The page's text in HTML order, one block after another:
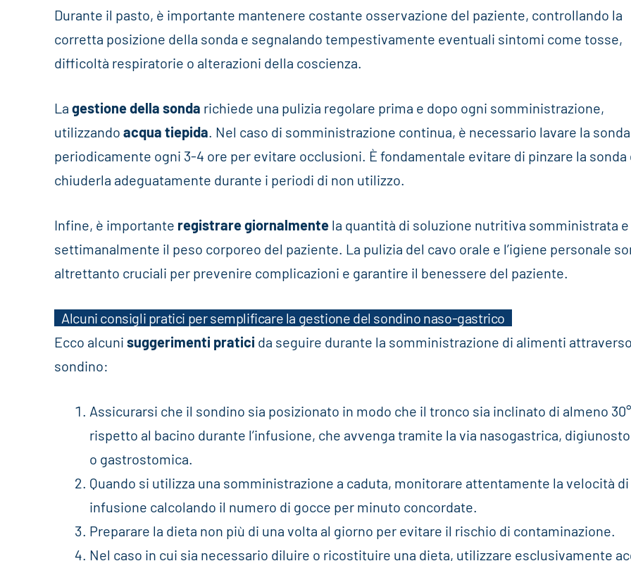
Durante il pasto, è importante mantenere costante osservazione del paziente, controllando la
corretta posizione della sonda e segnalando tempestivamente eventuali sintomi come tosse,
difficoltà respiratorie o alterazioni della coscienza.
Lagestione della sonda richiede una pulizia regolare prima e dopo ogni somministrazione,
utilizzando acqua tiepida. Nel caso di somministrazione continua, è necessario lavare la sonda
periodicamente ogni 3-4 ore per evitare occlusioni. È fondamentale evitare di pinzare la sonda
chiuderla adeguatamente durante i periodi di non utilizzo.
Infine, è importante registrare giornalmente la quantità di soluzione nutritiva somministrata e
settimanalmente il peso corporeo del paziente. La pulizia del cavo orale e l’igiene personale
altrettanto cruciali per prevenire complicazioni e garantire il benessere del paziente.
Alcuni consigli pratici per semplificare la gestione del sondino naso-gastrico
Ecco alcunisuggerimenti pratici da seguire durante la somministrazione di alimenti
sondino:
Assicurarsi che il sondino sia posizionato in modo che il tronco sia inclinato di almeno 30°
rispetto al bacino durante l’infusione, che avvenga tramite la via nasogastrica,
o gastrostomica.
Quando si utilizza una somministrazione a caduta, monitorare attentamente la velocità di
infusione calcolando il numero di gocce per minuto concordate.
Preparare la dieta non più di una volta al giorno per evitare il rischio di contaminazione.
Nel caso in cui sia necessario diluire o ricostituire una dieta, utilizzare esclusivamente